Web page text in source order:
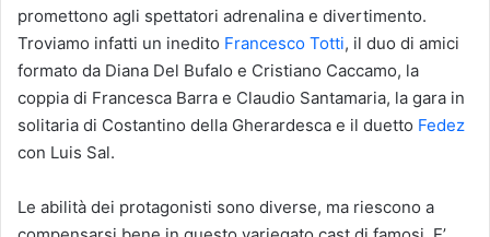
promettono agli spettatori adrenalina e divertimento.
Troviamo infatti un inedito Francesco Totti, il duo di amici
formato da Diana Del Bufalo e Cristiano Caccamo, la
coppia di Francesca Barra e Claudio Santamaria, la gara in
solitaria di Costantino della Gherardesca e il duetto Fedez
con Luis Sal.
Le abilità dei protagonisti sono diverse, ma riescono a